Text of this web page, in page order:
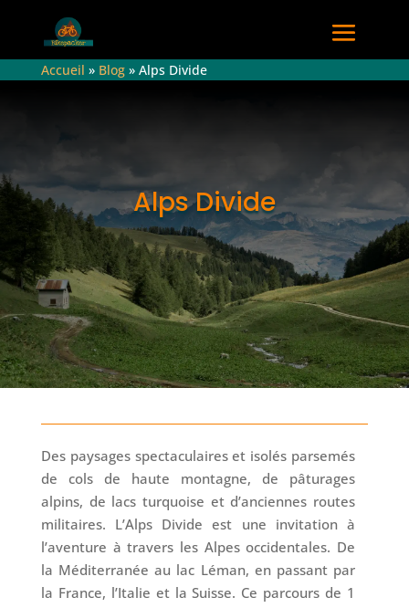
Accueil » Blog» Alps Divide
Alps Divide
Des paysages spectaculaires et isolés parsemés
de cols de haute montagne, de pâturages
alpins, de lacs turquoise et d’anciennes routes
militaires. L’Alps Divide est une invitation à
l’aventure à travers les Alpes occidentales. De
la Méditerranée au lac Léman, en passant par
la France, l’Italie et la Suisse. Ce parcours de 1